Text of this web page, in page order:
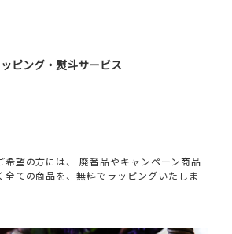
ピング・熨斗サービス
希望の方には、 廃番品やキャンペーン商品
全ての商品を、無料でラッピングいたしま